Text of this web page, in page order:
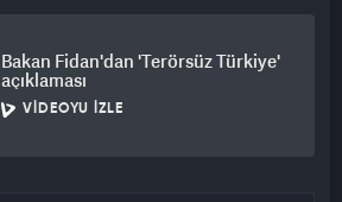
Bakan Fidan'dan 'Terörsüz Türkiye'
açıklaması
VIDEOYU İZLE